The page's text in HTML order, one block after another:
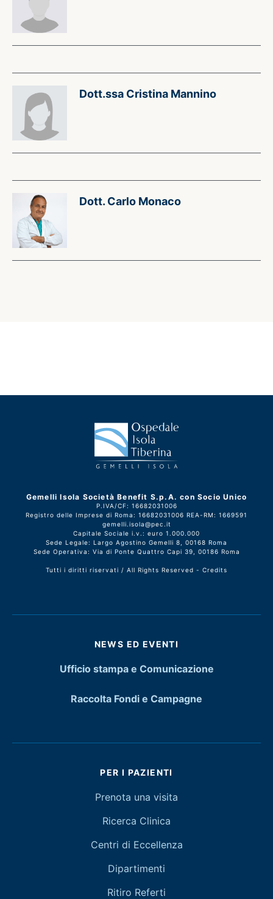
Dott.ssa Cristina Mannino
Dott. Carlo Monaco
Gemelli Isola Società Benefit S.p.A. con Socio Unico
P.IVA/CF: 16682031006
Registro delle Imprese di Roma: 16682031006 REA-RM: 1669591
gemelli.isola@pec.it
Capitale Sociale i.v.: euro 1.000.000
Sede Legale: Largo Agostino Gemelli 8, 00168 Roma
Sede Operativa: Via di Ponte Quattro Capi 39, 00186 Roma
Tutti i diritti riservati / All Rights Reserved - Credits
NEWS ED EVENTI
Ufficio stampa e Comunicazione
Raccolta Fondi e Campagne
PER I PAZIENTI
Prenota una visita
Ricerca Clinica
Centri di Eccellenza
Dipartimenti
Ritiro Referti